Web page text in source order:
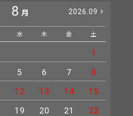
8 月 2026.09
水 木 金 土
1
5 6 7
8
12 13 14
15
19 20 21
22